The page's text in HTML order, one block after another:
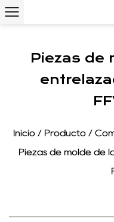
Piezas de
Inicio / Producto /
Piezas de molde de